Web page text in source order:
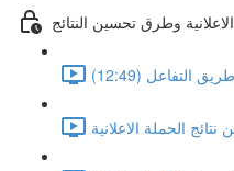
وطرق تحسين النتائج
(12:49)